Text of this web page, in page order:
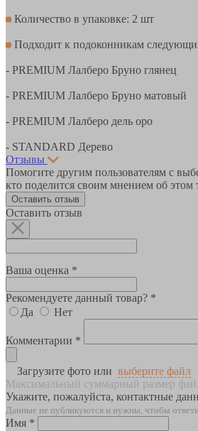
Количество в упаковке: 2 шт
Подходит к подоконникам
- PREMIUM Лалберо Бруно глянец
- PREMIUM Лалберо Бруно матовый
- PREMIUM Лалберо дель оро
- STANDARD Дерево
Отзывы
Помогите другим пользователям с
кто поделится своим мнением об этом
Оставить отзыв
Оставить отзыв
Ваша оценка *
Рекомендуете данный товар? *
Да
Нет
Комментарии *
Загрузите фото или выберите файл
Максимальный суммарный размер
Укажите, пожалуйста, контактные
Данные не публикуются и нужны, чтобы
Имя *